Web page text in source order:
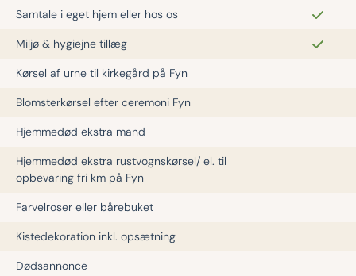
Samtale i eget hjem eller hos os
Miljø & hygiejne tillæg
Kørsel af urne til kirkegård på Fyn
Blomsterkørsel efter ceremoni Fyn
Hjemmedød ekstra mand
Hjemmedød ekstra rustvognskørsel/ el. til
opbevaring fri km på Fyn
Farvelroser eller bårebuket
Kistedekoration inkl. opsætning
Dødsannonce